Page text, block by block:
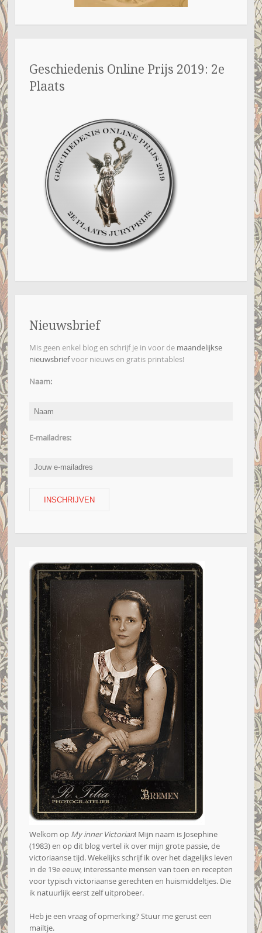
Geschiedenis Online Prijs 2019: 2e
Plaats
Nieuwsbrief
Mis geen enkel blog en schrijf je in voor de maandelijkse
nieuwsbriefvoor nieuws en gratis printables!
Naam:
E-mailadres:
Welkom op My inner Victorian! Mijn naam is Josephine
(1983) en op dit blog vertel ik over mijn grote passie, de
victoriaanse tijd. Wekelijks schrijf ik over het dagelijks leven
in de 19e eeuw, interessante mensen van toen en recepten
voor typisch victoriaanse gerechten en huismiddeltjes. Die
ik natuurlijk eerst zelf uitprobeer.
Heb je een vraag of opmerking? Stuur me gerust een
mailtje.